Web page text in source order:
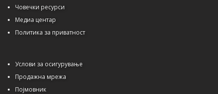
Човечки ресурси
Медиа центар
Политика за приватност
Услови за осигурување
Продажна мрежа
Појмовник